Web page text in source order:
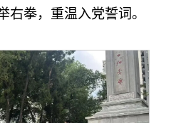
右拳，重温入党誓词。